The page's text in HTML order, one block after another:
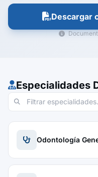
Descargar
Especialidades
Odontología